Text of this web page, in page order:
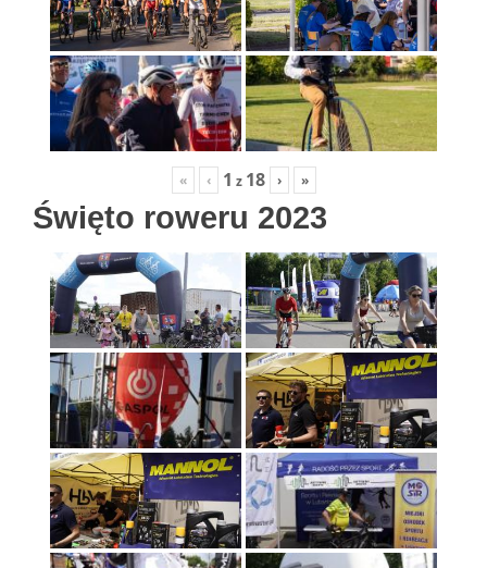
« ‹ 1 z 18 › »
Święto roweru 2023